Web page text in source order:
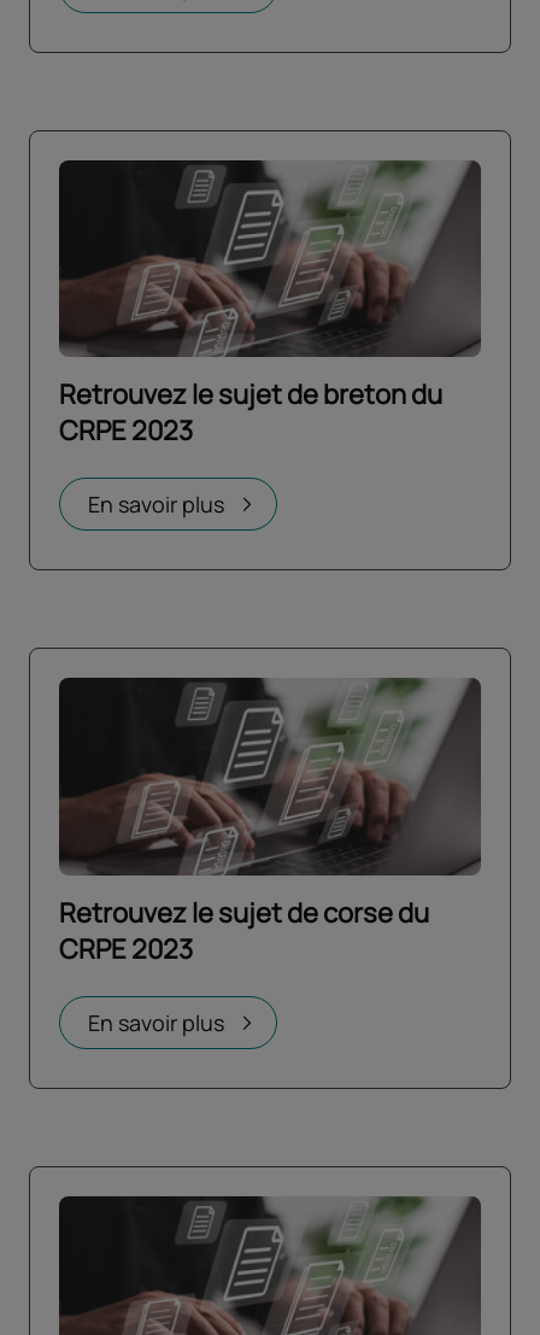
Retrouvez le sujet de breton du
CRPE 2023
En savoir plus
Ouvrir dans un nouvel onglet
Retrouvez le sujet de corse du
CRPE 2023
En savoir plus
Ouvrir dans un nouvel onglet